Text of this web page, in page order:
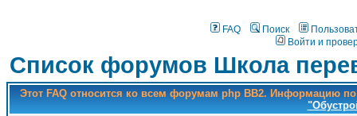
FAQ Поиск
Войти и
Список форумов Школа
Этот FAQ относится ко всем форумам php BB2. Информацию